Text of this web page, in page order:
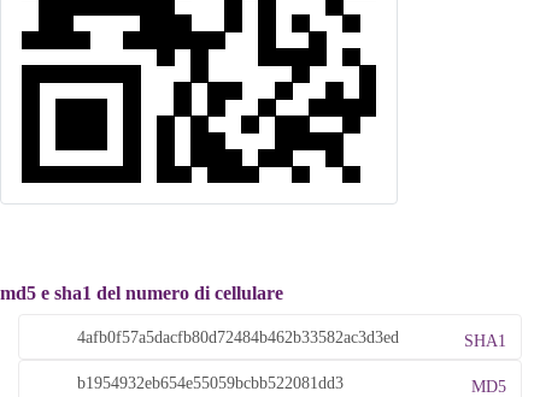
md5 e sha1 del numero di cellulare
SHA1
MD5